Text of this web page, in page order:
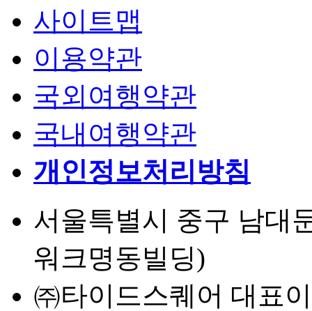
사이트맵
이용약관
국외여행약관
국내여행약관
개인정보처리방침
서울특별시 중구 남대
워크명동빌딩)
㈜타이드스퀘어 대표